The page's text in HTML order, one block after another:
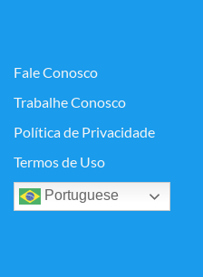
Fale Conosco
Trabalhe Conosco
Política de Privacidade
Termos de Uso
Portuguese